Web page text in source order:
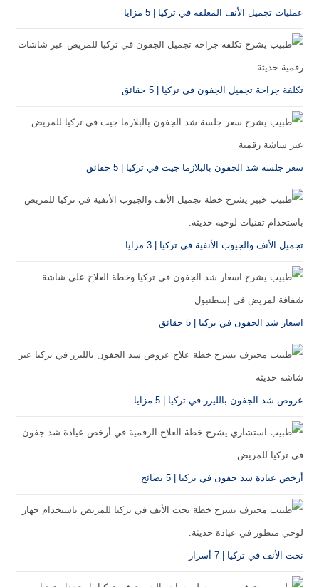
عمليات تجميل الأنف المغلقة في تركيا | 5 مزايا
تكلفة جراحة تجميل الجفون في تركيا | 5 حقائق
سعر جلسة شد الجفون بالبلازما جيت في تركيا | 5 حقائق
تجميل الأنف والجيوب الأنفية في تركيا | 3 مزايا
اسعار شد الجفون في تركيا | 5 حقائق
عروض شد الجفون بالليزر في تركيا | 5 مزايا
أرخص عيادة شد جفون في تركيا | 5 نصائح
نحت الأنف في تركيا | 7 أسرار